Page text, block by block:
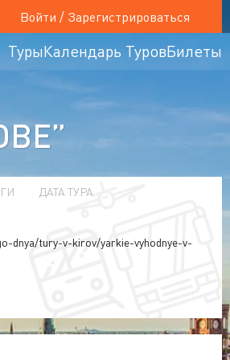
Войти / Зарегистрироваться
ТурыКалендарь ТуровБилеты
ДАТА ТУРА
dnya/tury-v-kirov/yarkie-vyhodnye-v-